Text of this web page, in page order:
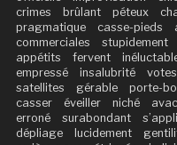
crimes
brûlant péteux
pragmatique
casse-pieds
commerciales
stupidement
appétits
fervent
empressé
insalubrité votes
satellites
gérable porte-
casser
éveiller niché
erroné
surabondant
dépliage
lucidement